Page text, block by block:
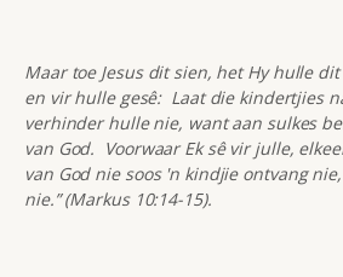
Maar toe Jesus dit sien, het Hy hulle
en vir hulle gesê: Laat die kindertjies
verhinder hulle nie, want aan sulkes
van God. Voorwaar Ek sê vir julle,
van God nie soos 'n kindjie ontvang
nie.” (Markus 10:14-15).